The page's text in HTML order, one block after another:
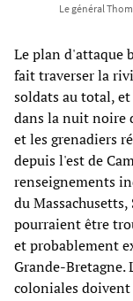
Le général
Le plan d'attaque
fait traverser la
soldats au total,
dans la nuit noire
et les grenadiers
depuis l'est de
renseignements
du
pourraient être
et probablement
Grande-Bretagne.
coloniales